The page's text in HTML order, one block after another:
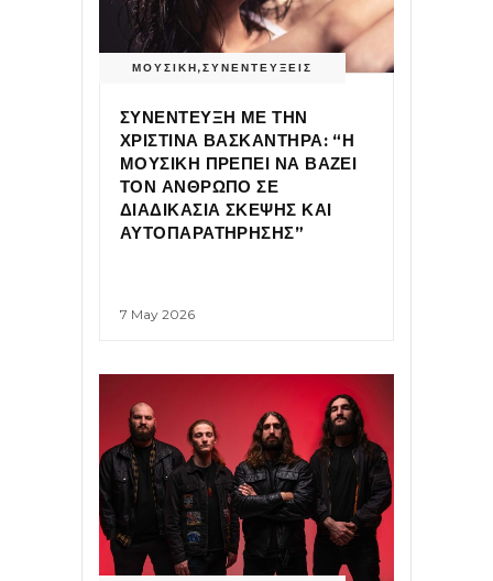
ΜΟΥΣΙΚΗ,ΣΥΝΕΝΤΕΥΞΕΙΣ
ΣΥΝΕΝΤΕΥΞΗ ΜΕ ΤΗΝ
ΧΡΙΣΤΙΝΑ ΒΑΣΚΑΝΤΗΡΑ: “Η
ΜΟΥΣΙΚΗ ΠΡΕΠΕΙ ΝΑ ΒΑΖΕΙ
ΤΟΝ ΑΝΘΡΩΠΟ ΣΕ
ΔΙΑΔΙΚΑΣΙΑ ΣΚΕΨΗΣ ΚΑΙ
ΑΥΤΟΠΑΡΑΤΗΡΗΣΗΣ”
7 May 2026